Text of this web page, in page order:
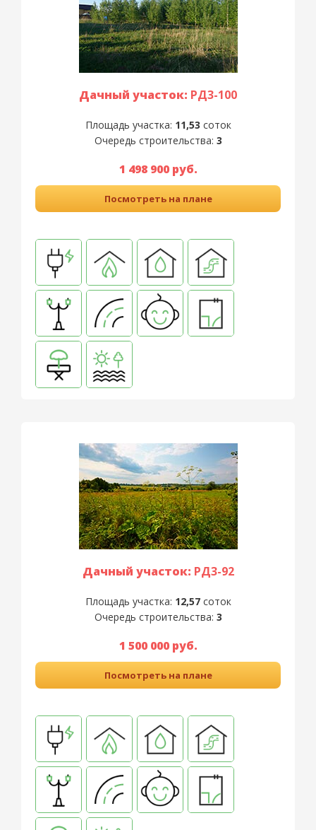
Дачный участок: РД3-100
Площадь участка: 11,53 соток
Очередь строительства: 3
1 498 900 руб.
Посмотреть на плане
Дачный участок: РД3-92
Площадь участка: 12,57соток
Очередь строительства: 3
1 500 000 руб.
Посмотреть на плане